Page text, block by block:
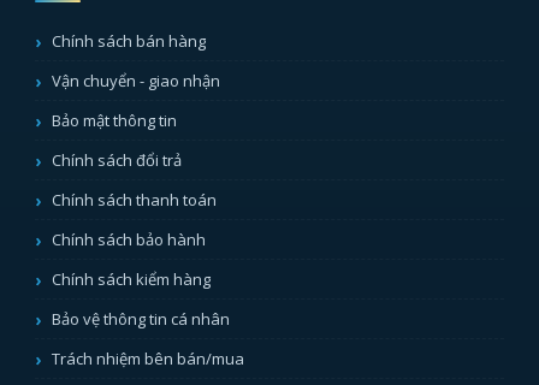
Chính sách bán hàng
Vận chuyển - giao nhận
Bảo mật thông tin
Chính sách đổi trả
Chính sách thanh toán
Chính sách bảo hành
Chính sách kiểm hàng
Bảo vệ thông tin cá nhân
Trách nhiệm bên bán/mua